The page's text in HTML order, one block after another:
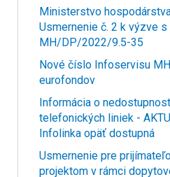
Ministerstvo
Usmernenie č. 2 k výzve
MH/DP/2022/9.5-35
Nové číslo Infoservisu
eurofondov
Informácia o
telefonických liniek -
Infolinka opäť dostupná
Usmernenie pre
projektom v rámci